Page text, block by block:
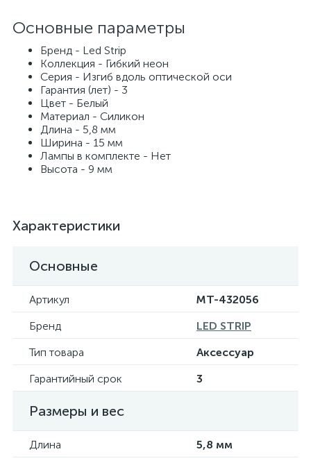
Основные параметры
Бренд - Led Strip
Коллекция - Гибкий неон
Серия - Изгиб вдоль оптической оси
Гарантия (лет) - 3
Цвет - Белый
Материал - Силикон
Длина - 5,8 мм
Ширина - 15 мм
Лампы в комплекте - Нет
Высота - 9 мм
Характеристики
Основные
Артикул
MT-432056
Бренд
LED STRIP
Тип товара
Аксессуар
Гарантийный срок
3
Размеры и вес
Длина
5,8 мм